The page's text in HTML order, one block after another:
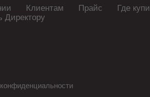
Клиентам Прайс Где
Директору